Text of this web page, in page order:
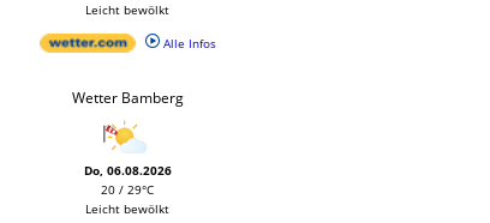
Leicht bewölkt
Alle Infos
Wetter Bamberg
Do, 06.08.2026
20 / 29°C
Leicht bewölkt